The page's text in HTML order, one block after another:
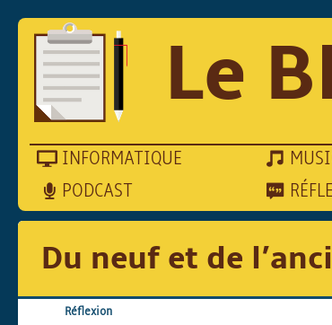
Le
INFORMATIQUE
PODCAST
Du neuf et de
Réflexion